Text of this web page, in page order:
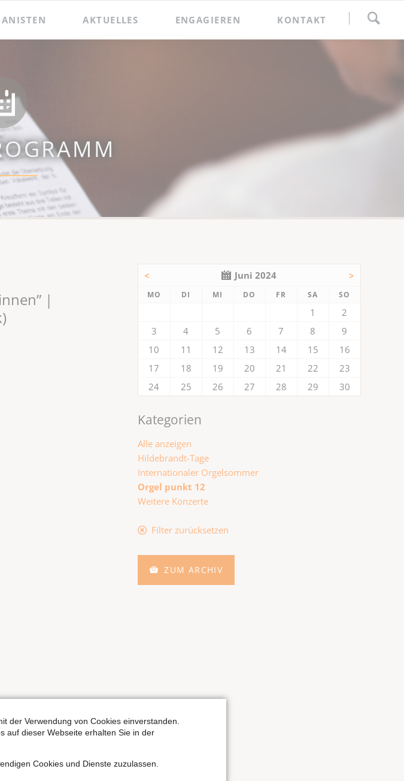
überspringen
Gast-Organisten
AKTUELLES ENGAGIEREN KONTAKT
|
< Juni 2024 >
MO NTAGDI ENSTAG
MI TTWOCH
DO NNERSTAG
FR EITAGSA MSTAGSO
1
2
3
4 5 6 7 8
9
10
11 12 13 14 15
16
17
18 19 20 21 22
23
24
25 26 27 28 29 30
Kategorien
Alle anzeigen
Hildebrandt-Tage
Internationaler Orgelsommer
Orgel punkt 12
Weitere Konzerte
Filter zurücksetzen
ZUM ARCHIV
der Verwendung von Cookies einverstanden.
auf dieser Webseite erhalten Sie in der
Cookies und Dienste zuzulassen.